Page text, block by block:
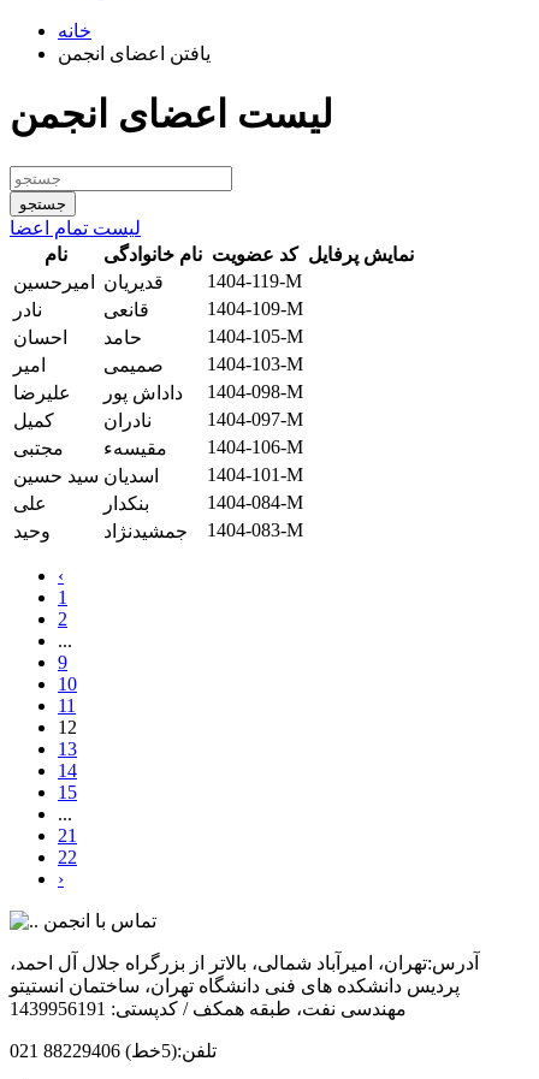
خانه
یافتن اعضای انجمن
لیست اعضای انجمن
لیست تمام اعضا
نام
نام خانوادگی کد عضویت نمایش پرفایل
امیرحسین
قدیریان
1404-119-M
نادر
قانعی
1404-109-M
احسان
حامد
1404-105-M
امیر
صمیمی
1404-103-M
علیرضا
داداش پور
1404-098-M
کمیل
نادران
1404-097-M
مجتبی
مقیسهء
1404-106-M
سید حسین اسدیان
1404-101-M
علی
بنکدار
1404-084-M
وحید
جمشیدنژاد 1404-083-M
‹
1
2
...
9
10
11
12
13
14
15
...
21
22
›
تماس با انجمن
آدرس:تهران، امیرآباد شمالی، بالاتر از بزرگراه جلال آل احمد،
پردیس دانشکده های فنی دانشگاه تهران، ساختمان انستیتو
مهندسی نفت، طبقه همکف / کدپستی: 1439956191
تلفن:(5خط) 88229406 021